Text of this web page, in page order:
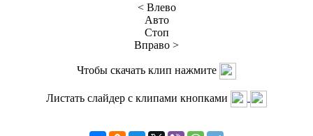
< Влево
Авто
Стоп
Вправо >
Чтобы скачать клип нажмите
Листать слайдер с клипами кнопками